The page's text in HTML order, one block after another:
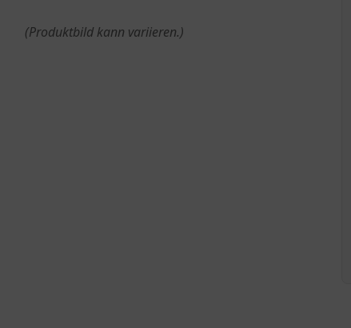
(Produktbild kann variieren.)